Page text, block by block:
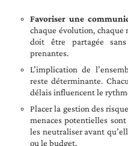
Favoriser une
chaque évolution,
doit être partagée
prenantes.
L’implication de
reste déterminante.
délais influencent le
Placer la gestion des
menaces potentielles
les neutraliser avant
ou le budget.